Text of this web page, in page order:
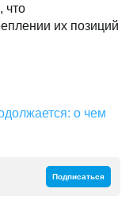
что
их позиций
о чем
Подписаться